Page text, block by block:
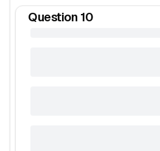
Question 10